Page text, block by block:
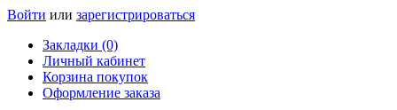
Войти или зарегистрироваться
Закладки (0)
Личный кабинет
Корзина покупок
Оформление заказа